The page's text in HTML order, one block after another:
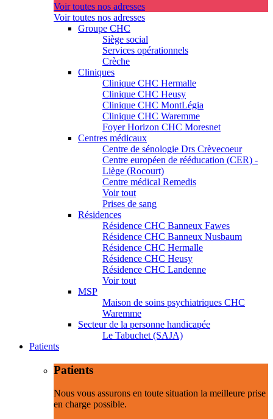
Voir toutes nos adresses
Voir toutes nos adresses
Groupe CHC
Siège social
Services opérationnels
Crèche
Cliniques
Clinique CHC Hermalle
Clinique CHC Heusy
Clinique CHC MontLégia
Clinique CHC Waremme
Foyer Horizon CHC Moresnet
Centres médicaux
Centre de sénologie Drs Crèvecoeur
Centre européen de rééducation (CER) -
Liège (Rocourt)
Centre médical Remedis
Voir tout
Prises de sang
Résidences
Résidence CHC Banneux Fawes
Résidence CHC Banneux Nusbaum
Résidence CHC Hermalle
Résidence CHC Heusy
Résidence CHC Landenne
Voir tout
MSP
Maison de soins psychiatriques CHC
Waremme
Secteur de la personne handicapée
Le Tabuchet (SAJA)
Patients
Patients
Nous vous assurons en toute situation la meilleure prise
en charge possible.